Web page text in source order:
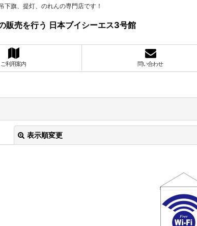
下旗、提灯、のれんの専門店です！
販売を行う 日本ブイシーエス3号館
ご利用案内 問い合わせ
表示順変更